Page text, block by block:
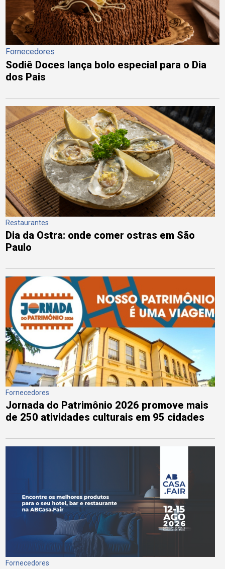
Fornecedores
Sodiê Doces lança bolo especial para o Dia
dos Pais
Restaurantes
Dia da Ostra: onde comer ostras em São
Paulo
Fornecedores
Jornada do Patrimônio 2026 promove mais
de 250 atividades culturais em 95 cidades
Fornecedores